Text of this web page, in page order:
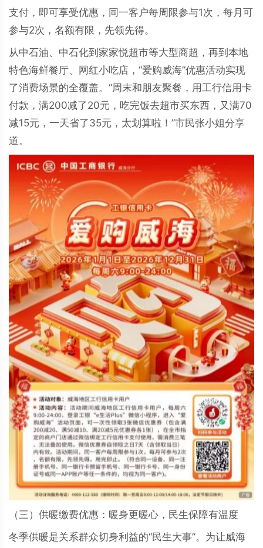
支付，即可享受优惠，同一客户每周限参与1次，每月可
参与2次，名额有限，先领先得。
从中石油、中石化到家家悦超市等大型商超，再到本地
特色海鲜餐厅、网红小吃店，“爱购威海”优惠活动实现
了消费场景的全覆盖。“周末和朋友聚餐，用工行信用卡
付款，满200减了20元，吃完饭去超市买东西，又满70
减15元，一天省了35元，太划算啦！”市民张小姐分享
道。
（三）供暖缴费优惠：暖身更暖心，民生保障有温度
冬季供暖是关系群众切身利益的“民生大事”。为让威海